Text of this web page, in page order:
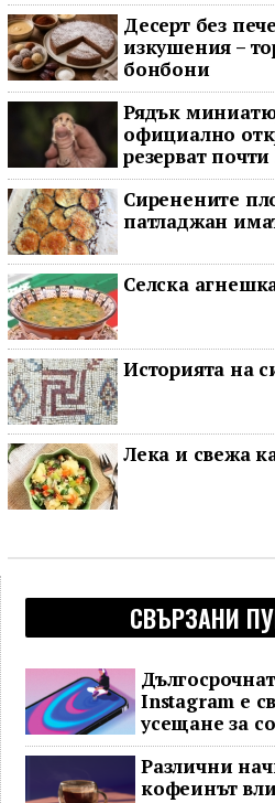
Десерт без
изкушения –
бонбони
Рядък
официално
резерват
последното
Сиренените
патладжан
Селска
Историята на
Лека и свежа
СВЪРЗАНИ
Instagram е
усещане за
показва
Различни
кофеинът